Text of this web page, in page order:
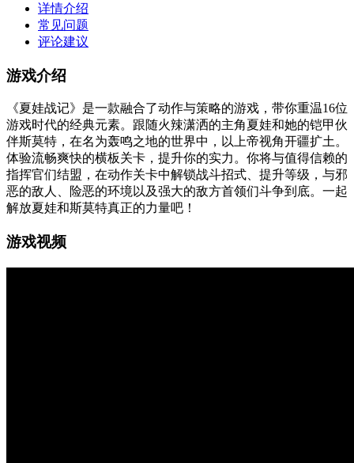
详情介绍
常见问题
评论建议
游戏介绍
《夏娃战记》是一款融合了动作与策略的游戏，带你重温16位
游戏时代的经典元素。跟随火辣潇洒的主角夏娃和她的铠甲伙
伴斯莫特，在名为轰鸣之地的世界中，以上帝视角开疆扩土。
体验流畅爽快的横板关卡，提升你的实力。你将与值得信赖的
指挥官们结盟，在动作关卡中解锁战斗招式、提升等级，与邪
恶的敌人、险恶的环境以及强大的敌方首领们斗争到底。一起
解放夏娃和斯莫特真正的力量吧！
游戏视频